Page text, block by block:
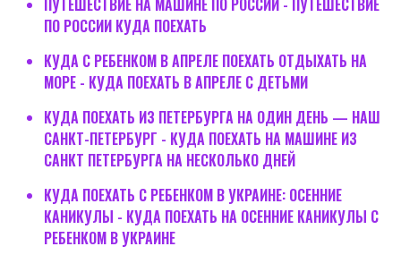
ПУТЕШЕСТВИЕ НА МАШИНЕ ПО РОССИИ - ПУТЕШЕСТВИЕ
ПО РОССИИ КУДА ПОЕХАТЬ
КУДА С РЕБЕНКОМ В АПРЕЛЕ ПОЕХАТЬ ОТДЫХАТЬ НА
МОРЕ - КУДА ПОЕХАТЬ В АПРЕЛЕ С ДЕТЬМИ
КУДА ПОЕХАТЬ ИЗ ПЕТЕРБУРГА НА ОДИН ДЕНЬ — НАШ
САНКТ-ПЕТЕРБУРГ - КУДА ПОЕХАТЬ НА МАШИНЕ ИЗ
САНКТ ПЕТЕРБУРГА НА НЕСКОЛЬКО ДНЕЙ
КУДА ПОЕХАТЬ С РЕБЕНКОМ В УКРАИНЕ: ОСЕННИЕ
КАНИКУЛЫ - КУДА ПОЕХАТЬ НА ОСЕННИЕ КАНИКУЛЫ С
РЕБЕНКОМ В УКРАИНЕ